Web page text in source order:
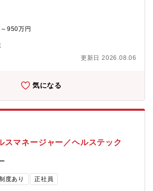
築いてください。■戦略立案と実行 ：エンタ
ける営業戦略を立案し、年間数千万規模の大
成に責任を持つ。■アカウントプランニング
の中長期的なアカウントプランを策定し、継
務課題を深く理解し、自社プロダクトを最大
客企業の経営層や役員など、複数の意思決定
を構築し、大規模かつ複雑な合意形成を主導
インサイドセールス、カスタマーサクセス、
、社内関連部署と緊密に連携し、顧客への最
する。【募集背景】医療プラットフォーム本
た「MEDLEY AI CLOUD」を軸に医療現場
る環境を創出していきます。また、より良い患
院・診療所・歯科・調剤薬局など各領域の医
者とひとつにつながる次世代医療プラットフ
。私たちと一緒に、日本医療の未来を築く仲
【魅力】■事業の成長を直接牽引 ：当社の最
るエンタープライズ事業を担うことで、事業
950万円
更新日 2026.08.06
気になる
スマネージャー／ヘルステック
度あり 正社員